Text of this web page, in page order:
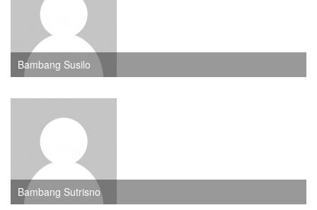
Bambang Susilo
Bambang Sutrisno